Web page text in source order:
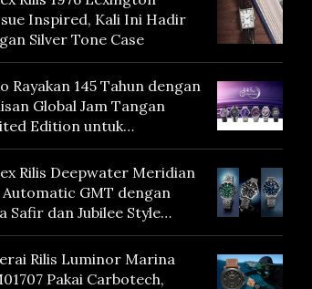
Inspired, Kali Ini Hadir
Silver Tone Case
Rayakan 145 Tahun dengan
Global Jam Tangan
Edition untuk
Edo Purple,
yang Mencerminkan
Tokyo
Rilis Deepwater Meridian
Automatic GMT dengan
Safir dan Jubilee Style
Rilis Luminor Marina
Pakai Carbotech,